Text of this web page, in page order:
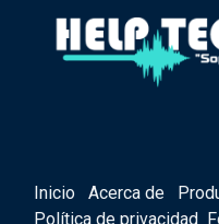
Inicio Acerca de
Política de privacidad